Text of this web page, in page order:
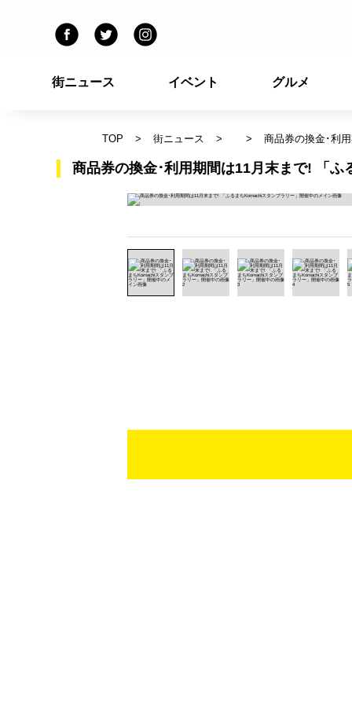
街ニュース イベント グルメ
TOP 街ニュース 商品券の換金･利
商品券の換金･利用期間は11月末まで! 「